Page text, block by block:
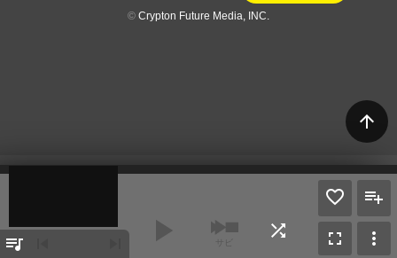
arrow_upward
© Crypton Future Media, INC.
queue_music play_arrow サビ
shuffle fullscreen more_vert